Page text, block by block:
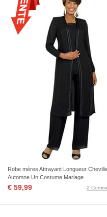
Robe mères Attrayant Longueur Cheville
Automne Un Costume Mariage
€ 59,99 2